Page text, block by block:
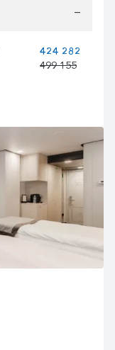
—
424 282
499 155